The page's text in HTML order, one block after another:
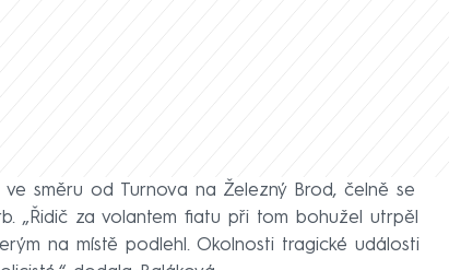
směru od Turnova na Železný Brod, čelně se
„Řidič za volantem fiatu při tom bohužel utrpěl
na místě podlehl. Okolnosti tragické události